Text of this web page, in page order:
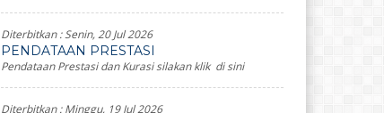
Diterbitkan :Senin, 20 Jul 2026
PENDATAAN PRESTASI
Pendataan Prestasi dan Kurasi silakan klik di sini
Diterbitkan :Minggu, 19 Jul 2026